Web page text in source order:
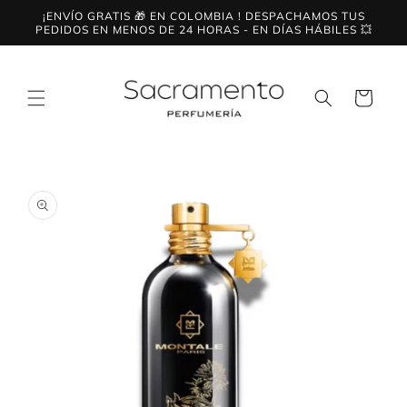
directamente
al contenido
¡ENVÍO GRATIS 🎁 EN COLOMBIA ! DESPACHAMOS TUS
PEDIDOS EN MENOS DE 24 HORAS - EN DÍAS HÁBILES 💥
Carrito
a la
información